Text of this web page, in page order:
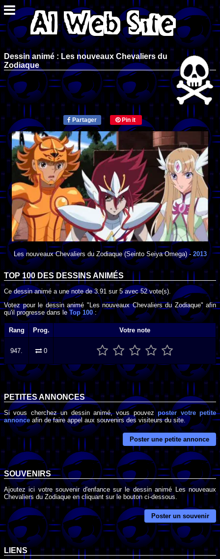
Dessin animé : Les nouveaux Chevaliers du
Zodiaque
Partager Pin it
Les nouveaux Chevaliers du Zodiaque(Seinto Seiya Omega) - 2013
TOP 100 DES DESSINS ANIMÉS
Ce dessin animé a une note de3.91 sur 5avec52vote(s).
Votez pour le dessin animé "Les nouveaux Chevaliers du Zodiaque" afin
qu'il progresse dans leTop 100:
Rang Prog. Votre note
947. 0
PETITES ANNONCES
Si vous cherchez un dessin animé, vous pouvezposter votre petite
annonce afin de faire appel aux souvenirs des visiteurs du site.
Poster une petite annonce
SOUVENIRS
Ajoutez ici votre souvenir d'enfance sur le dessin animé Les nouveaux
Chevaliers du Zodiaque en cliquant sur le bouton ci-dessous.
Poster un souvenir
LIENS